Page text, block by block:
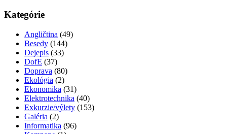
Kategórie
Angličtina (49)
Besedy (144)
Dejepis (33)
DofE (37)
Doprava (80)
Ekológia (2)
Ekonomika (31)
Elektrotechnika (40)
Exkurzie/výlety (153)
Galéria (2)
Informatika (96)